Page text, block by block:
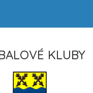
KLUBY